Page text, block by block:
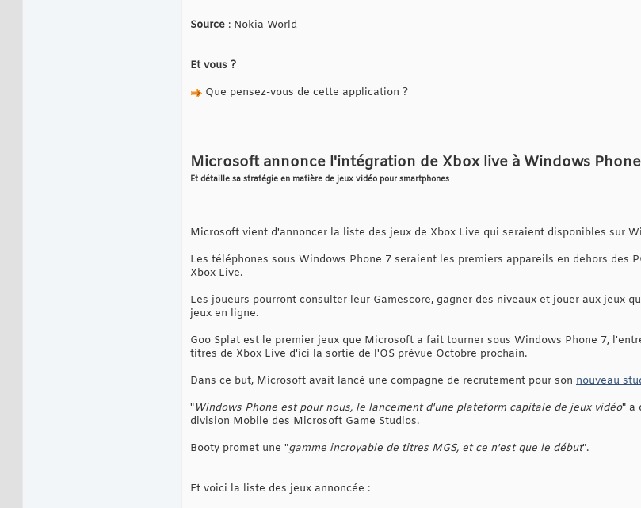
Source : Nokia World
Et vous ?
Que pensez-vous de cette application ?
Microsoft annonce l'intégration de Xbox live à Windows
Et détaille sa stratégie en matière de jeux vidéo pour smartphones
Microsoft vient d'annoncer la liste des jeux de Xbox Live qui seraient disponibles sur
Les téléphones sous Windows Phone 7 seraient les premiers appareils en dehors des
Xbox Live.
Les joueurs pourront consulter leur Gamescore, gagner des niveaux et jouer aux jeux
jeux en ligne.
Goo Splat est le premier jeux que Microsoft a fait tourner sous Windows Phone 7,
titres de Xbox Live d'ici la sortie de l'OS prévue Octobre prochain.
Dans ce but, Microsoft avait lancé une compagne de recrutement pour son nouveau
"Windows Phone est pour nous, le lancement d'une plateform capitale de jeux vidéo" a
division Mobile des Microsoft Game Studios.
Booty promet une "gamme incroyable de titres MGS, et ce n'est que le début".
Et voici la liste des jeux annoncée :